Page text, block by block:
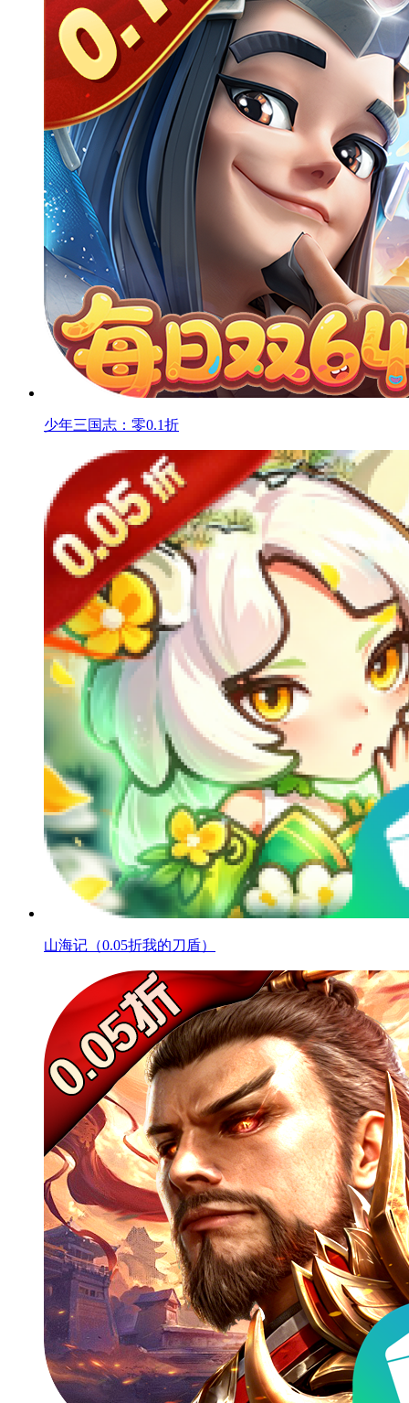
少年三国志：零0.1折
山海记（0.05折我的刀盾）